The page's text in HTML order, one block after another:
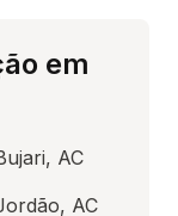
em
AC
AC